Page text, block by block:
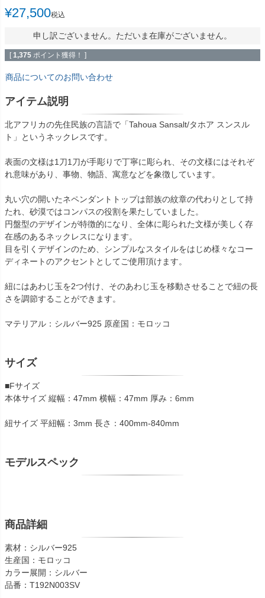
¥27,500税込
申し訳ございません。ただいま在庫がございません。
[ 1,375 ポイント獲得！ ]
商品についてのお問い合わせ
アイテム説明
北アフリカの先住民族の言語で「Tahoua Sansalt/タホア スンスル
ト」というネックレスです。
表面の文様は1刀1刀が手彫りで丁寧に彫られ、その文様にはそれぞ
れ意味があり、事物、物語、寓意などを象徴しています。
丸い穴の開いたネペンダントトップは部族の紋章の代わりとして持
たれ、砂漠ではコンパスの役割を果たしていました。
円盤型のデザインが特徴的になり、全体に彫られた文様が美しく存
在感のあるネックレスになります。
目を引くデザインのため、シンプルなスタイルをはじめ様々なコー
ディネートのアクセントとしてご使用頂けます。
紐にはあわじ玉を2つ付け、そのあわじ玉を移動させることで紐の長
さを調節することができます。
マテリアル：シルバー925 原産国：モロッコ
サイズ
■Fサイズ
本体サイズ 縦幅：47mm 横幅：47mm 厚み：6mm
紐サイズ 平紐幅：3mm 長さ：400mm-840mm
モデルスペック
商品詳細
素材：シルバー925
生産国：モロッコ
カラー展開：シルバー
品番：T192N003SV